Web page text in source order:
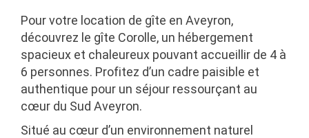
Pour votre location de gîte en Aveyron,
découvrez le gîte Corolle, un hébergement
spacieux et chaleureux pouvant accueillir de 4 à
6 personnes. Profitez d’un cadre paisible et
authentique pour un séjour ressourçant au
cœur du Sud Aveyron.
Situé au cœur d’un environnement naturel